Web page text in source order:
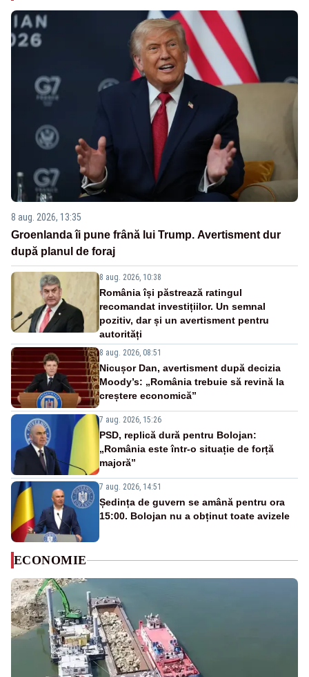
8 aug. 2026, 13:35
Groenlanda îi pune frână lui Trump. Avertisment dur
după planul de foraj
8 aug. 2026, 10:38
România își păstrează ratingul
recomandat investițiilor. Un semnal
pozitiv, dar și un avertisment pentru
autorități
8 aug. 2026, 08:51
Nicușor Dan, avertisment după decizia
Moody’s: „România trebuie să revină la
creștere economică”
7 aug. 2026, 15:26
PSD, replică dură pentru Bolojan:
„România este într-o situație de forță
majoră”
7 aug. 2026, 14:51
Ședința de guvern se amână pentru ora
15:00. Bolojan nu a obținut toate avizele
ECONOMIE